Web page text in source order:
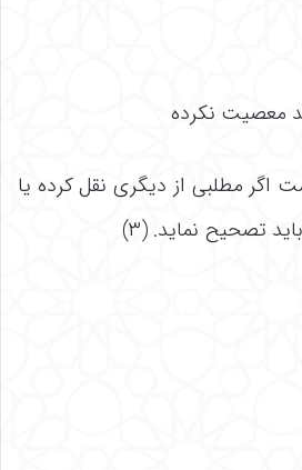
اگر مطلبی از دیگری نقل کرده یا
تصحیح نماید. (۳)